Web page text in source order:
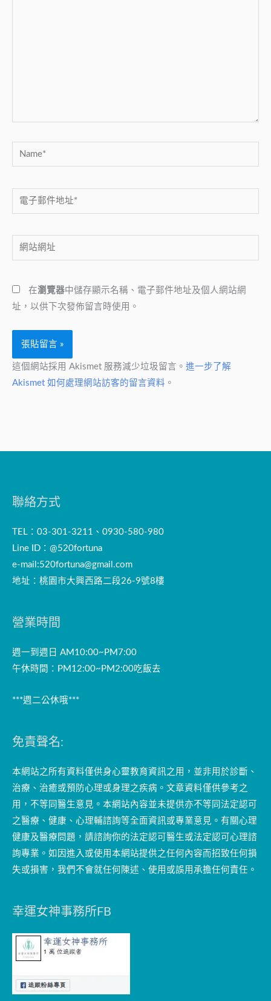
Name*
電
子
件
地
*
網
站
址
在瀏覽器中儲存顯示名稱、電子郵件地址及個人網站網
址，以供下次發佈留言時使用。
這個網站採用 Akismet 服務減少垃圾留言。 進一步了解
Akismet 如何處理網站訪客的留言資料 。
聯絡方式
TEL：03-301-3211、0930-580-980
Line ID：@520fortuna
e-mail:520fortuna@gmail.com
地址：桃園市大興西路二段26-9號8樓
營業時間
週一到週日 AM10:00~PM7:00
午休時間：PM12:00~PM2:00吃飯去
***週二公休哦***
免責聲名:
本網站之所有資料僅供身心靈教育資訊之用，並非用於診斷、
治療、治癒或預防心理或身理之疾病。文章資料僅供參考之
用，不等同醫生意見。本網站內容並未提供亦不等同法定認可
之醫療、健康、心理輔諮詢等全面資訊或專業意見。有關心理
健康及醫療問題，請諮詢你的法定認可醫生或法定認可心理諮
詢專業。如因進入或使用本網站提供之任何內容而招致任何損
失或損害，我們不會就任何陳述、使用或誤用承擔任何責任。
幸運女神事務所FB